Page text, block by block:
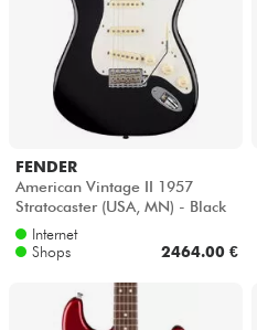
FENDER
American Vintage II 1957
Stratocaster (USA, MN) - Black
Internet
Shops
2464.00 €